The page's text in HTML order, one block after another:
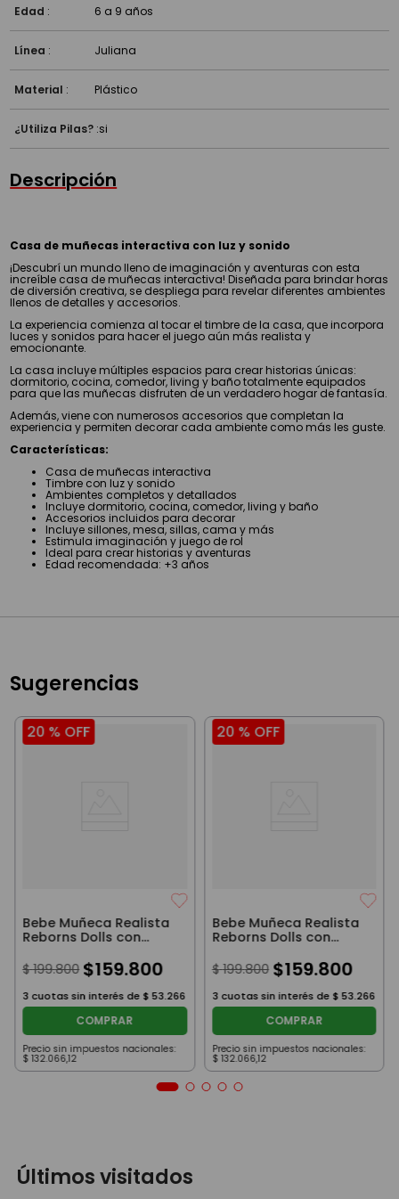
Edad : 6 a 9 años
Línea : Juliana
Material : Plástico
¿Utiliza Pilas? :si
Descripción
Casa de muñecas interactiva con luz y sonido
¡Descubrí un mundo lleno de imaginación y aventuras con esta
increíble casa de muñecas interactiva! Diseñada para brindar horas
de diversión creativa, se despliega para revelar diferentes ambientes
llenos de detalles y accesorios.
La experiencia comienza al tocar el timbre de la casa, que incorpora
luces y sonidos para hacer el juego aún más realista y
emocionante.
La casa incluye múltiples espacios para crear historias únicas:
dormitorio, cocina, comedor, living y baño totalmente equipados
para que las muñecas disfruten de un verdadero hogar de fantasía.
Además, viene con numerosos accesorios que completan la
experiencia y permiten decorar cada ambiente como más les guste.
Características:
Casa de muñecas interactiva
Timbre con luz y sonido
Ambientes completos y detallados
Incluye dormitorio, cocina, comedor, living y baño
Accesorios incluidos para decorar
Incluye sillones, mesa, sillas, cama y más
Estimula imaginación y juego de rol
Ideal para crear historias y aventuras
Edad recomendada: +3 años
Sugerencias
20 % OFF
Bebe Muñeca Realista
Reborns Dolls con
$ 199.800 $159.800
3 cuotas sin interés de $ 53.266
COMPRAR
Precio sin impuestos nacionales:
$ 132.066,12
20 % OFF
Bebe Muñeca Realista
Reborns Dolls con
$ 199.800 $159.800
3 cuotas sin interés de $ 53.266
COMPRAR
Precio sin impuestos nacionales:
$ 132.066,12
Últimos visitados